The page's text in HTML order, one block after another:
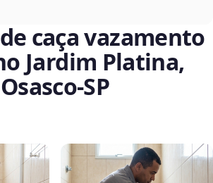
caça vazamento
Jardim Platina,
Osasco‑SP